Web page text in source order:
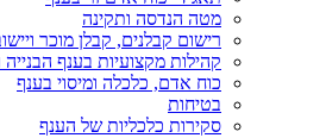
מטה הנדסה ותקינה
רישום קבלנים, קבלן מוכר
קהילות מקצועיות בענף
כוח אדם, כלכלה ומיסוי בענף
בטיחות
סקירות כלכליות של הענף